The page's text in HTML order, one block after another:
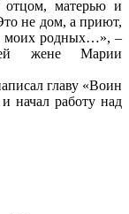
матерью и
не дом, а приют,
моих родных…», –
жене Марии
главу «Воин
начал работу над